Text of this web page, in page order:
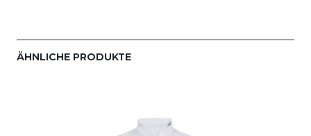
ÄHNLICHE PRODUKTE